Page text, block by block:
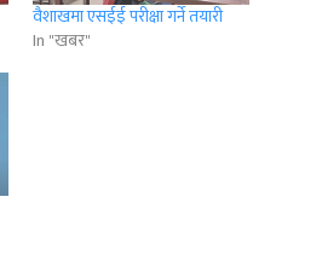
वैशाखमा एसईई परीक्षा गर्ने तयारी
In "खबर"